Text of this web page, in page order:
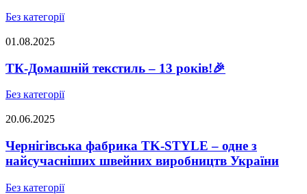
Без категорії
01.08.2025
ТК-Домашній текстиль – 13 років!🎉
Без категорії
20.06.2025
Чернігівська фабрика TK-STYLE – одне з
найсучасніших швейних виробництв України
Без категорії